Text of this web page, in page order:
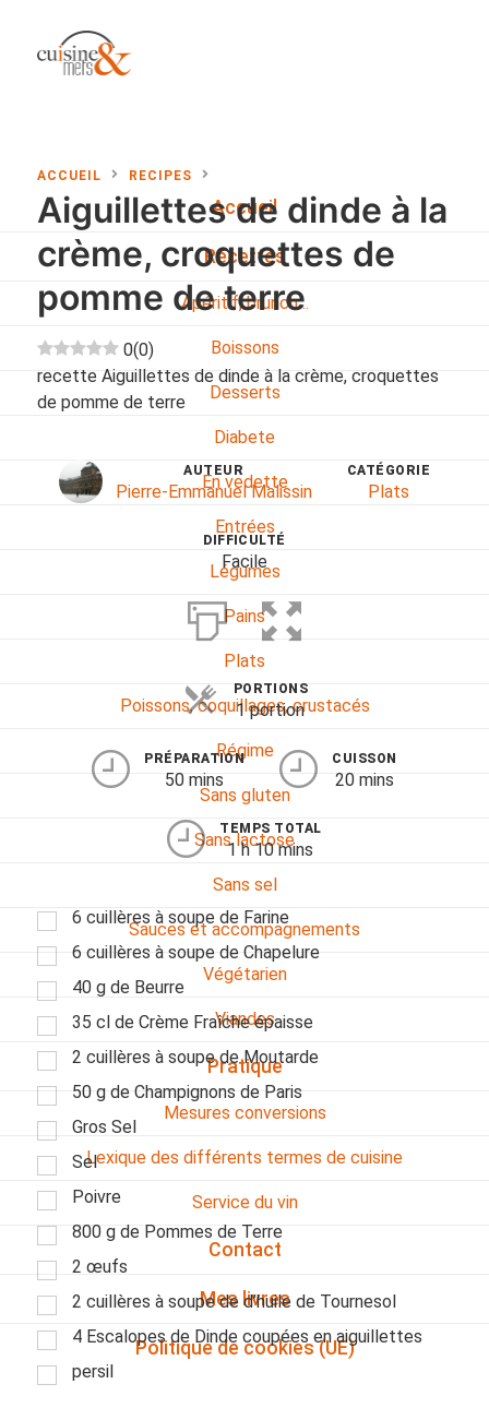
Accueil
Recettes
Apéritif, brunch…
Boissons
Desserts
Diabete
En vedette
Entrées
Légumes
Pains
Plats
Poissons, coquillages, crustacés
Régime
Sans gluten
Sans lactose
Sans sel
Sauces et accompagnements
Végétarien
Viandes
Pratique
Mesures conversions
Lexique des différents termes de cuisine
Service du vin
Contact
Mes livres
Politique de cookies (UE)
ACCUEIL RECIPES
Aiguillettes de dinde à la
crème, croquettes de
pomme de terre
0(0)
recette Aiguillettes de dinde à la crème, croquettes
de pomme de terre
AUTEUR
Pierre-Emmanuel Malissin
CATÉGORIE
Plats
DIFFICULTÉ
Facile
PORTIONS
1 portion
PRÉPARATION
50 mins
CUISSON
20 mins
TEMPS TOTAL
1 h 10 mins
6 cuillères à soupe de Farine
6 cuillères à soupe de Chapelure
40 g de Beurre
35 cl de Crème Fraîche épaisse
2 cuillères à soupe de Moutarde
50 g de Champignons de Paris
Gros Sel
Sel
Poivre
800 g de Pommes de Terre
2 œufs
2 cuillères à soupe de d’huile de Tournesol
4 Escalopes de Dinde coupées en aiguillettes
persil